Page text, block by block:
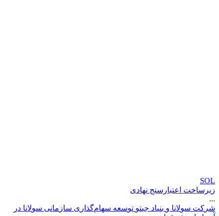
SOL
زیرساخت اعتبارسنج نهادی
...
شر کت سولنا و بنیاد جیتو توسعه سهامگذ ر ی ساز مانی سولنا در